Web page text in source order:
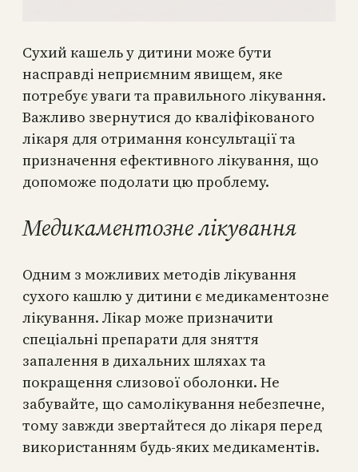
Сухий кашель у дитини може бути
насправді неприємним явищем, яке
потребує уваги та правильного лікування.
Важливо звернутися до кваліфікованого
лікаря для отримання консультації та
призначення ефективного лікування, що
допоможе подолати цю проблему.
Медикаментозне лікування
Одним з можливих методів лікування
сухого кашлю у дитини є медикаментозне
лікування. Лікар може призначити
спеціальні препарати для зняття
запалення в дихальних шляхах та
покращення слизової оболонки. Не
забувайте, що самолікування небезпечне,
тому завжди звертайтеся до лікаря перед
використанням будь-яких медикаментів.